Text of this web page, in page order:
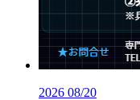
2026 08/20